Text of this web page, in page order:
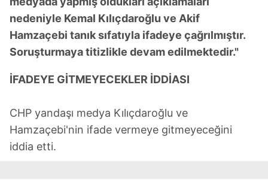
nedeniyle Kemal Kılıçdaroğlu ve Akif
Hamzaçebi tanık sıfatıyla ifadeye çağrılmıştır.
Soruşturmaya titizlikle devam edilmektedir."
İFADEYE GİTMEYECEKLER İDDİASI
CHP yandaşı medya Kılıçdaroğlu ve
Hamzaçebi'nin ifade vermeye gitmeyeceğini
iddia etti.